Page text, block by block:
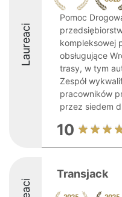
Laureaci
Pomoc
kompleksowej
obsługujące
trasy, w tym
Zespół
pracowników
przez siedem
10
Transjack